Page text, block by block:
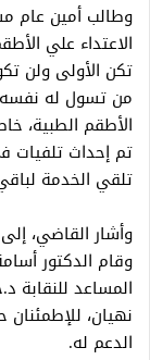
وطالب أمين عام
الاعتداء علي
تكن الأولى ولن
من تسول له نفسه
الأطقم الطبية،
تم إحداث تلفيات
تلقي الخدمة
وأشار القاضي،
وقام الدكتور
المساعد للنقابة
نهيان،
الدعم له.